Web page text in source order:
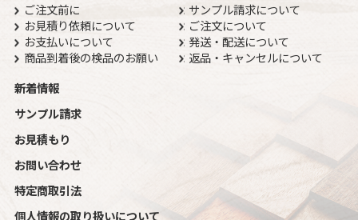
ご注文前に
サンプル請求について
お見積り依頼について
ご注文について
お支払いについて
発送・配送について
商品到着後の検品のお願い
返品・キャンセルについて
新着情報
サンプル請求
お見積もり
お問い合わせ
特定商取引法
個人情報の取り扱いについて